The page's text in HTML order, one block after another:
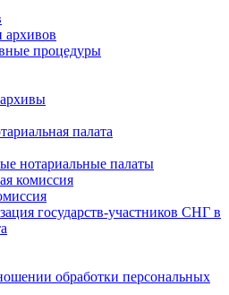
архивов
процедуры
палата
нотариальные палаты
комиссия
государств-участников СНГ в
обработки персональных